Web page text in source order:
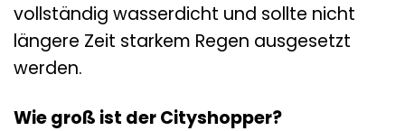
vollständig wasserdicht und sollte nicht
längere Zeit starkem Regen ausgesetzt
werden.
Wie groß ist der Cityshopper?